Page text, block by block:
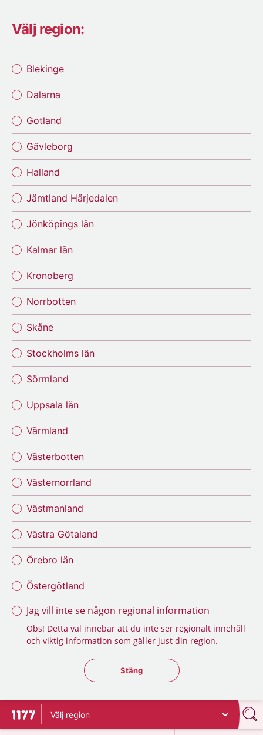
Välj region:
Blekinge
Dalarna
Gotland
Gävleborg
Halland
Jämtland Härjedalen
Jönköpings län
Kalmar län
Kronoberg
Norrbotten
Skåne
Stockholms län
Sörmland
Uppsala län
Värmland
Västerbotten
Västernorrland
Västmanland
Västra Götaland
Örebro län
Östergötland
Jag vill inte se någon regional information
Obs! Detta val innebär att du inte ser regionalt innehåll
och viktig information som gäller just din region.
Stäng regionsväljaren
Stäng
Till startsidan för 1177
Välj region
på 1177.se
på 1177.se